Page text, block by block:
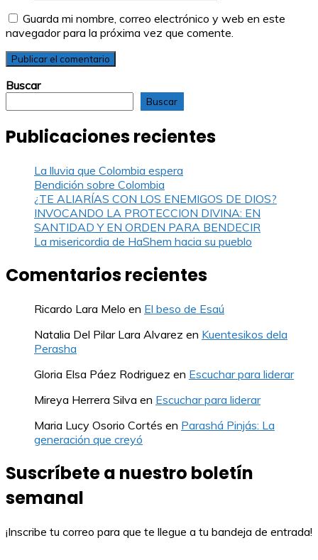
Guarda mi nombre, correo electrónico y web en este
navegador para la próxima vez que comente.
Buscar
Buscar
Publicaciones recientes
La lluvia que Colombia espera
Bendición sobre Colombia
¿TE ALIARÍAS CON LOS ENEMIGOS DE DIOS?
INVOCANDO LA PROTECCION DIVINA: EN
SANTIDAD Y EN ORDEN PARA BENDECIR
La misericordia de HaShem hacia su pueblo
Comentarios recientes
Ricardo Lara Melo en El beso de Esaú
Natalia Del Pilar Lara Alvarez en Kuentesikos dela
Perasha
Gloria Elsa Páez Rodriguez en Escuchar para liderar
Mireya Herrera Silva en Escuchar para liderar
Maria Lucy Osorio Cortés en Parashá Pinjás: La
generación que creyó
Suscríbete a nuestro boletín
semanal
¡Inscribe tu correo para que te llegue a tu bandeja de entrada!